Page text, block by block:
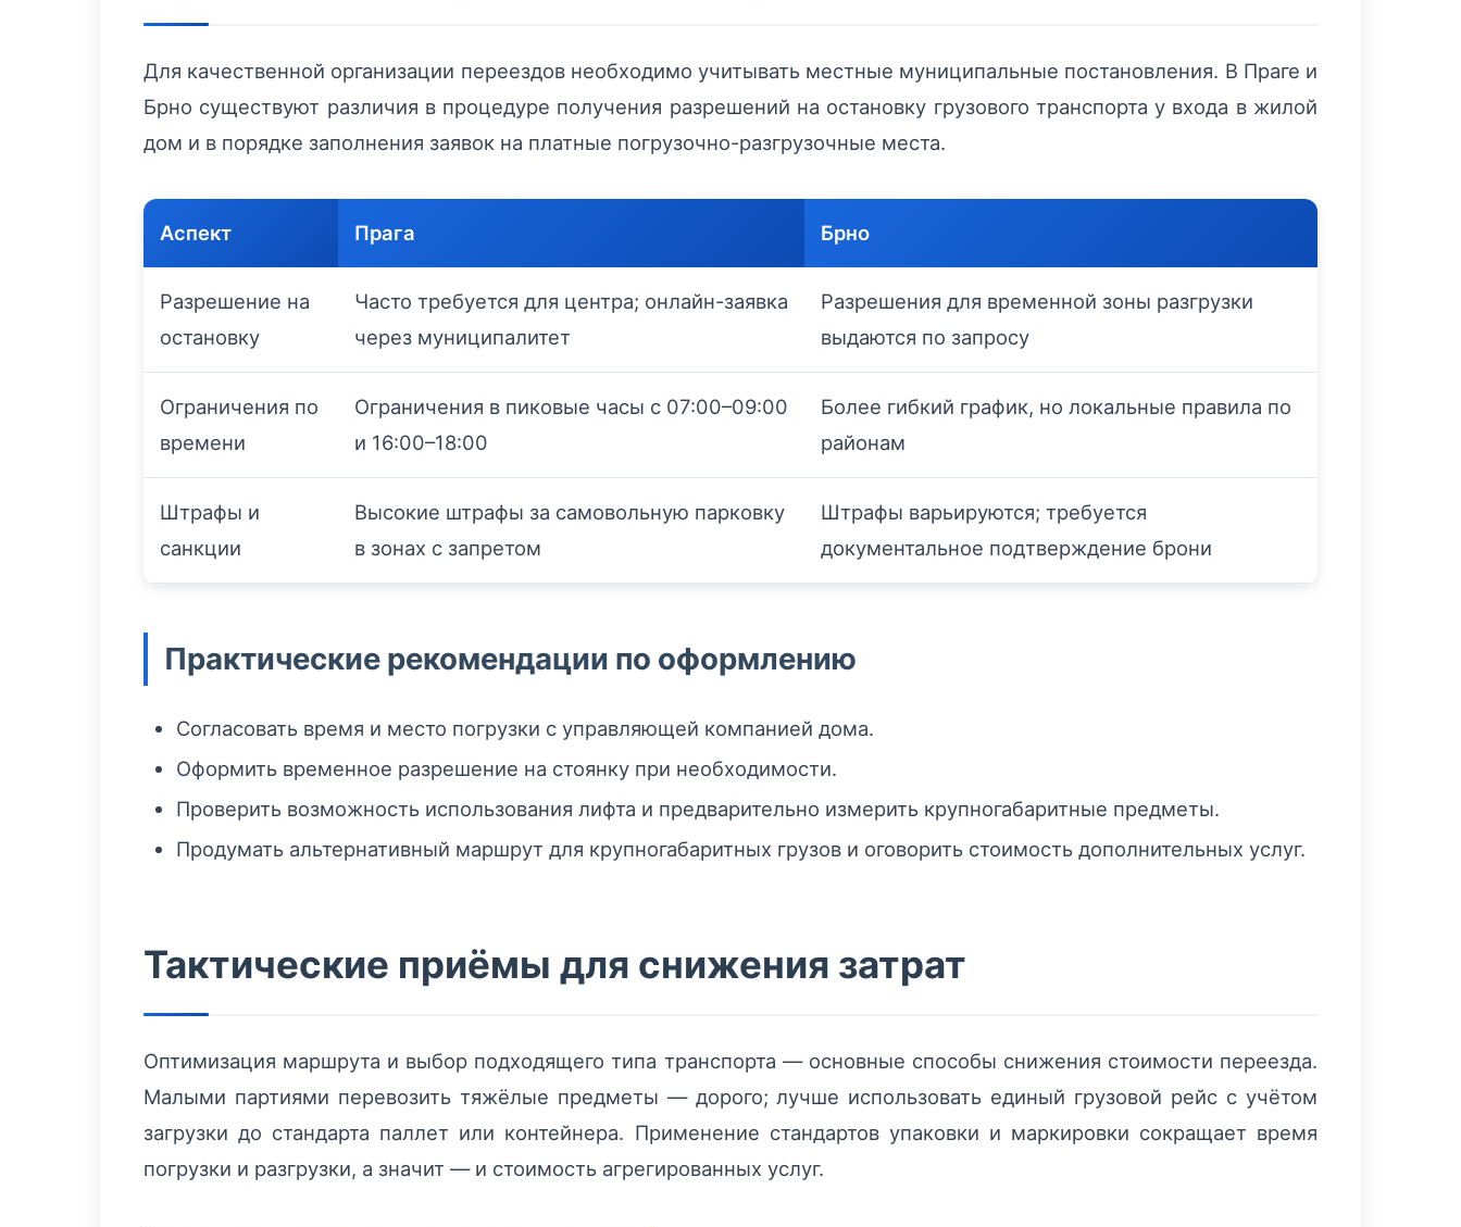
Для качественной организации переездов необходимо учитывать местные муниципальные постановления. В Праге и
Брно существуют различия в процедуре получения разрешений на остановку грузового транспорта у входа в жилой
дом и в порядке заполнения заявок на платные погрузочно-разгрузочные места.
Аспект Прага Брно
Разрешение на
остановку
Часто требуется для центра; онлайн-заявка
через муниципалитет
Разрешения для временной зоны разгрузки
выдаются по запросу
Ограничения по
времени
Ограничения в пиковые часы с 07:00–09:00
и 16:00–18:00
Более гибкий график, но локальные правила по
районам
Штрафы и
санкции
Высокие штрафы за самовольную парковку
в зонах с запретом
Штрафы варьируются; требуется
документальное подтверждение брони
Практические рекомендации по оформлению
Согласовать время и место погрузки с управляющей компанией дома.
Оформить временное разрешение на стоянку при необходимости.
Проверить возможность использования лифта и предварительно измерить крупногабаритные предметы.
Продумать альтернативный маршрут для крупногабаритных грузов и оговорить стоимость дополнительных услуг.
Тактические приёмы для снижения затрат
Оптимизация маршрута и выбор подходящего типа транспорта — основные способы снижения стоимости переезда.
Малыми партиями перевозить тяжёлые предметы — дорого; лучше использовать единый грузовой рейс с учётом
загрузки до стандарта паллет или контейнера. Применение стандартов упаковки и маркировки сокращает время
погрузки и разгрузки, а значит — и стоимость агрегированных услуг.